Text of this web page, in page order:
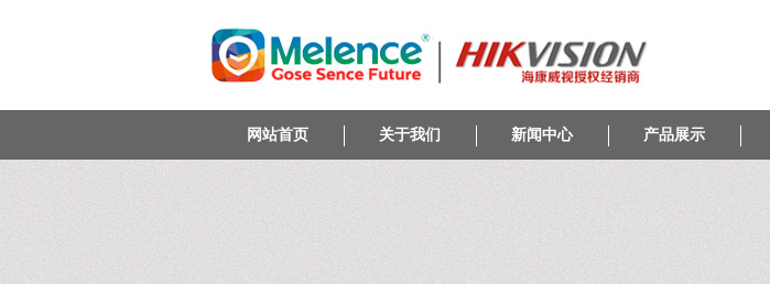
网站首页 关于我们 新闻中心 产品展示